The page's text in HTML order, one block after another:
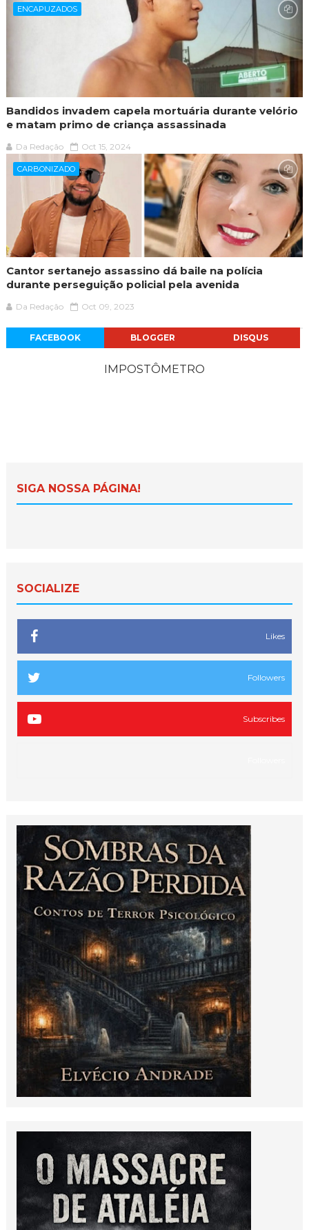
ENCAPUZADOS
Bandidos invadem capela mortuária durante velório
e matam primo de criança assassinada
Da Redação Oct 15, 2024
CARBONIZADO
Cantor sertanejo assassino dá baile na polícia
durante perseguição policial pela avenida
Da Redação Oct 09, 2023
FACEBOOK BLOGGER DISQUS
IMPOSTÔMETRO
SIGA NOSSA PÁGINA!
SOCIALIZE
Likes
Followers
Subscribes